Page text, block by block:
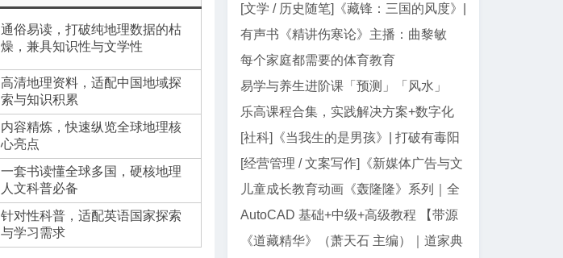
通俗易读，打破纯地理数据的枯
燥，兼具知识性与文学性
高清地理资料，适配中国地域探
索与知识积累
内容精炼，快速纵览全球地理核
心亮点
一套书读懂全球多国，硬核地理
人文科普必备
针对性科普，适配英语国家探索
与学习需求
源｜动画+儿歌+音频+电影版
[文学 / 历史随笔]《藏锋：三国的风度》|
郭德纲三国智慧与处世真经
有声书《精讲伤寒论》主播：曲黎敏
【全138集】
每个家庭都需要的体育教育
易学与养生进阶课「预测」「风水」
「面相」迷罗授课
乐高课程合集，实践解决方案+数字化
教学资源
[社科]《当我生的是男孩》| 打破有毒阳
刚气质的女性主义养育指南
[经营管理 / 文案写作]《新媒体广告与文
案写作》| AI 时代文案创作指南
儿童成长教育动画《轰隆隆》系列｜全
20部213集，覆盖工程/交通...
AutoCAD 基础+中级+高级教程 【带源
码课件】
《道藏精华》（萧天石 主编）｜道家典